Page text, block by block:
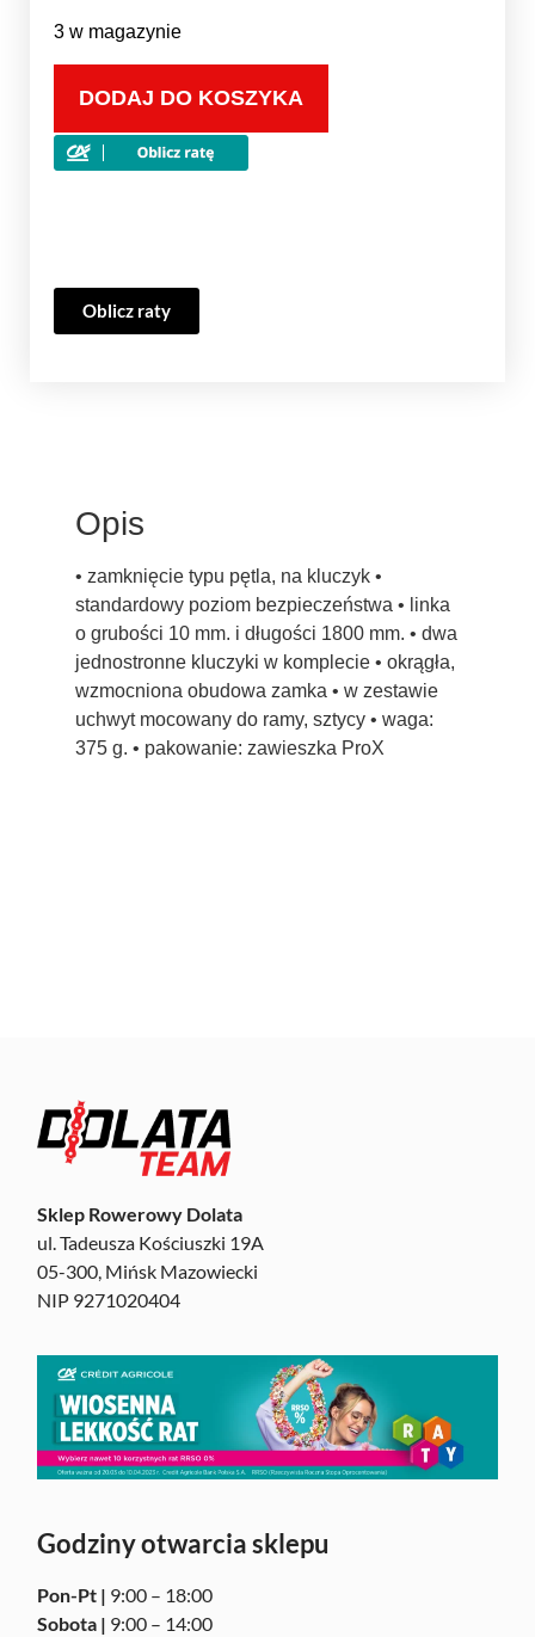
3 w magazynie
DODAJ DO KOSZYKA
Oblicz raty
Opis
• zamknięcie typu pętla, na kluczyk •
standardowy poziom bezpieczeństwa • linka
o grubości 10 mm. i długości 1800 mm. • dwa
jednostronne kluczyki w komplecie • okrągła,
wzmocniona obudowa zamka • w zestawie
uchwyt mocowany do ramy, sztycy • waga:
375 g. • pakowanie: zawieszka ProX
Sklep Rowerowy Dolata
ul. Tadeusza Kościuszki 19A
05-300, Mińsk Mazowiecki
NIP 9271020404
Godziny otwarcia sklepu
Pon-Pt | 9:00 – 18:00
Sobota | 9:00 – 14:00